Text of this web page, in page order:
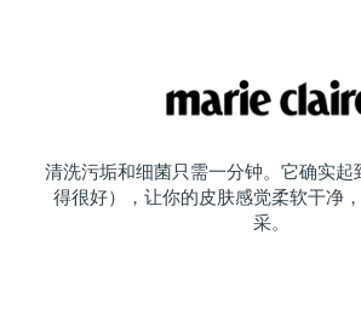
清洗污垢和细菌只需一分钟。它确实起
得很好），让你的皮肤感觉柔软干净
采。